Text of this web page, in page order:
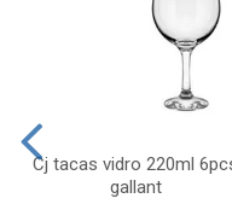
Cj tacas vidro 220ml
gallant